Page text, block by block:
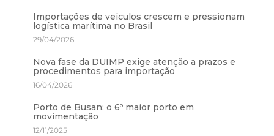
Importações de veículos crescem e pressionam
logística marítima no Brasil
29/04/2026
Nova fase da DUIMP exige atenção a prazos e
procedimentos para importação
16/04/2026
Porto de Busan: o 6º maior porto em
movimentação
12/11/2025